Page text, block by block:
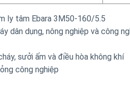
ly tâm Ebara 3M50-160/5.5
dân dụng, nông nghiệp và công
sưởi ấm và điều hòa không khí
công nghiệp